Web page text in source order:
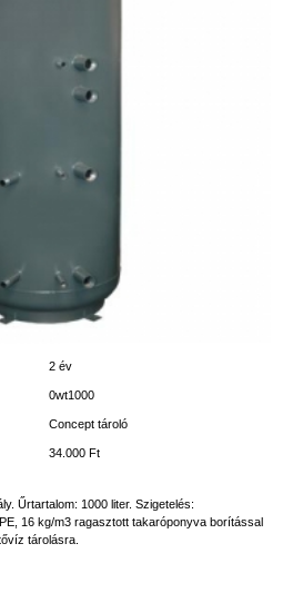
2 év
0wt1000
Concept tároló
34.000 Ft
Űrtartalom: 1000 liter. Szigetelés:
16 kg/m3 ragasztott takaróponyva borítással
tárolásra.